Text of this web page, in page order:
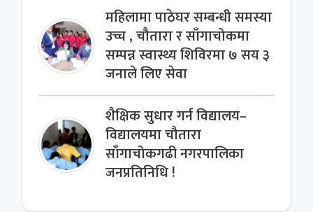
महिलामा पाठेघर सम्बन्धी समस्या
उच्च , चौतारा र साँगाचोकमा
सम्पन्न स्वास्थ्य शिविरमा ७ सय ३
जनाले लिए सेवा
शैक्षिक सुधार गर्न विद्यालय–
विद्यालयमा चौतारा
साँगाचोकगढी नगरपालिका
जनप्रतिनिधि !